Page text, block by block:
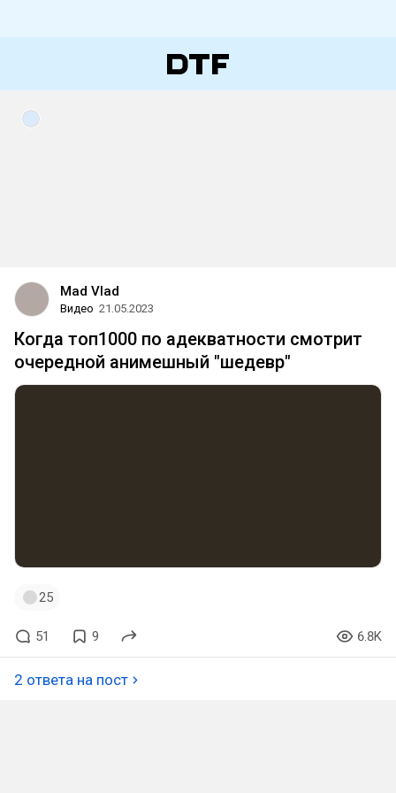
Mad Vlad
Видео 21.05.2023
Когда топ1000 по адекватности смотрит
очередной анимешный "шедевр"
25
51 9 6.8K
2 ответа на пост